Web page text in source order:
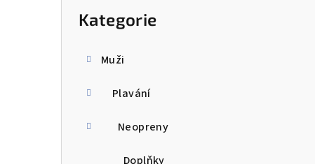
Přeskočit
kategorie
Kategorie
Muži
Plavání
Neopreny
Doplňky